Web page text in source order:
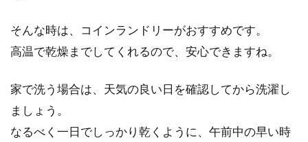
そんな時は、コインランドリーがおすすめです。
高温で乾燥までしてくれるので、安心できますね。
家で洗う場合は、天気の良い日を確認してから洗濯し
ましょう。
なるべく一日でしっかり乾くように、午前中の早い時